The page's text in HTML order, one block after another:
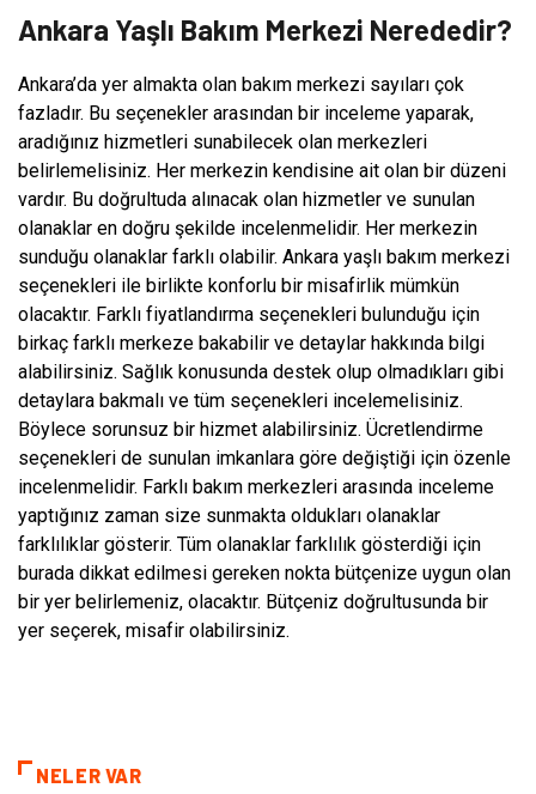
Ankara Yaşlı Bakım Merkezi Nerededir?
Ankara’da yer almakta olan bakım merkezi sayıları çok
fazladır. Bu seçenekler arasından bir inceleme yaparak,
aradığınız hizmetleri sunabilecek olan merkezleri
belirlemelisiniz. Her merkezin kendisine ait olan bir düzeni
vardır. Bu doğrultuda alınacak olan hizmetler ve sunulan
olanaklar en doğru şekilde incelenmelidir. Her merkezin
sunduğu olanaklar farklı olabilir. Ankara yaşlı bakım merkezi
seçenekleri ile birlikte konforlu bir misafirlik mümkün
olacaktır. Farklı fiyatlandırma seçenekleri bulunduğu için
birkaç farklı merkeze bakabilir ve detaylar hakkında bilgi
alabilirsiniz. Sağlık konusunda destek olup olmadıkları gibi
detaylara bakmalı ve tüm seçenekleri incelemelisiniz.
Böylece sorunsuz bir hizmet alabilirsiniz. Ücretlendirme
seçenekleri de sunulan imkanlara göre değiştiği için özenle
incelenmelidir. Farklı bakım merkezleri arasında inceleme
yaptığınız zaman size sunmakta oldukları olanaklar
farklılıklar gösterir. Tüm olanaklar farklılık gösterdiği için
burada dikkat edilmesi gereken nokta bütçenize uygun olan
bir yer belirlemeniz, olacaktır. Bütçeniz doğrultusunda bir
yer seçerek, misafir olabilirsiniz.
NELER VAR